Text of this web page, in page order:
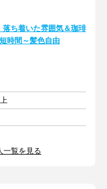
落ち着いた雰囲気＆珈琲
時間～髪色自由
一覧を見る